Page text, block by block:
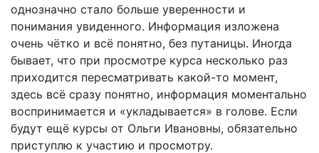
однозначно стало больше уверенности и
понимания увиденного. Информация изложена
очень чётко и всё понятно, без путаницы. Иногда
бывает, что при просмотре курса несколько раз
приходится пересматривать какой-то момент,
здесь всё сразу понятно, информация моментально
воспринимается и «укладывается» в голове. Если
будут ещё курсы от Ольги Ивановны, обязательно
приступлю к участию и просмотру.